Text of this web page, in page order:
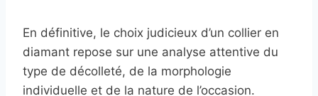
En définitive, le choix judicieux d’un collier en
diamant repose sur une analyse attentive du
type de décolleté, de la morphologie
individuelle et de la nature de l’occasion.